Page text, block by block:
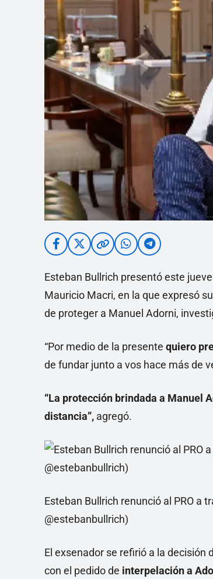
Esteban Bullrich presentó este
Mauricio Macri, en la que expresó
de proteger a Manuel Adorni,
“Por medio de la presente quiero
de fundar junto a vos hace más de
“La protección brindada a Manuel
distancia”, agregó.
Esteban Bullrich renunció al PRO a
@estebanbullrich)
El exsenador se refirió a la decisión
con el pedido de interpelación a